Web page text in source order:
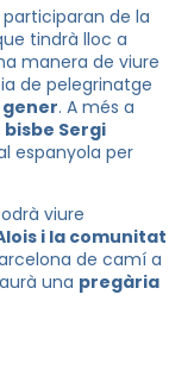
participaran de la
tindrà lloc a
manera de viure
de pelegrinatge
gener. A més a
bisbe Sergi
espanyola per
viure
i la comunitat
de camí a
una pregària